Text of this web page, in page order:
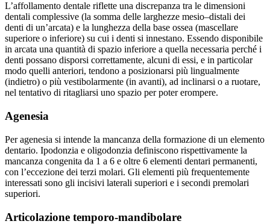
L’affollamento dentale riflette una discrepanza tra le dimensioni
dentali complessive (la somma delle larghezze mesio–distali dei
denti di un’arcata) e la lunghezza della base ossea (mascellare
superiore o inferiore) su cui i denti si innestano. Essendo disponibile
in arcata una quantità di spazio inferiore a quella necessaria perché i
denti possano disporsi correttamente, alcuni di essi, e in particolar
modo quelli anteriori, tendono a posizionarsi più lingualmente
(indietro) o più vestibolarmente (in avanti), ad inclinarsi o a ruotare,
nel tentativo di ritagliarsi uno spazio per poter erompere.
Agenesia
Per agenesia si intende la mancanza della formazione di un elemento
dentario. Ipodonzia e oligodonzia definiscono rispettivamente la
mancanza congenita da 1 a 6 e oltre 6 elementi dentari permanenti,
con l’eccezione dei terzi molari. Gli elementi più frequentemente
interessati sono gli incisivi laterali superiori e i secondi premolari
superiori.
Articolazione temporo-mandibolare